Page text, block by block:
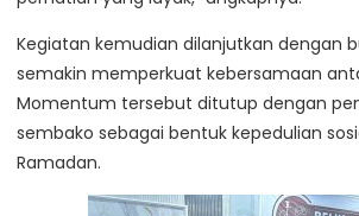
Kegiatan kemudian dilanjutkan dengan
semakin memperkuat kebersamaan
Momentum tersebut ditutup dengan
sembako sebagai bentuk kepedulian
Ramadan.